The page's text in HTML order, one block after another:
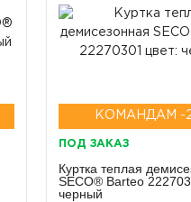
КОМАНДАМ -
ПОД ЗАКАЗ
Куртка теплая
SECO® Barteo
черный